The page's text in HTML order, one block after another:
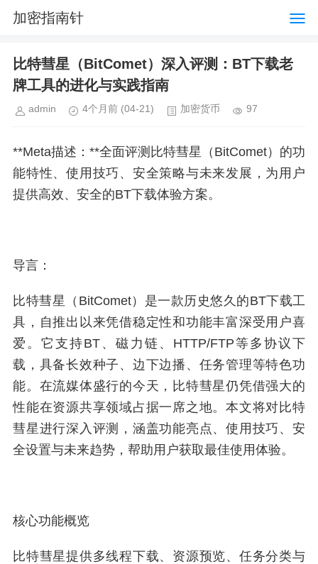
加密指南针
比特彗星（BitComet）深入评测：BT下载老
牌工具的进化与实践指南
admin 4个月前 (04-21) 加密货币 97
**Meta描述：**全面评测比特彗星（BitComet）的功
能特性、使用技巧、安全策略与未来发展，为用户
提供高效、安全的BT下载体验方案。
导言：
比特彗星（BitComet）是一款历史悠久的BT下载工
具，自推出以来凭借稳定性和功能丰富深受用户喜
爱。它支持BT、磁力链、HTTP/FTP等多协议下
载，具备长效种子、边下边播、任务管理等特色功
能。在流媒体盛行的今天，比特彗星仍凭借强大的
性能在资源共享领域占据一席之地。本文将对比特
彗星进行深入评测，涵盖功能亮点、使用技巧、安
全设置与未来趋势，帮助用户获取最佳使用体验。
核心功能概览
比特彗星提供多线程下载、资源预览、任务分类与